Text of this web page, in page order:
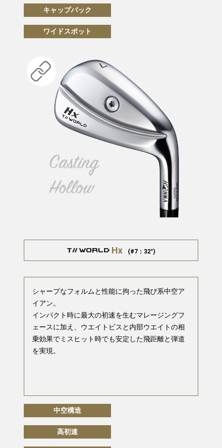
キャップバック
ワイドスポット
Hx (#7：32°)
シャープなフォルムと性能に拘った飛び系中空ア
イアン。
インパクト時に最大の初速を生むマレージングフ
ェースに加え、ウエイトビスと内部ウエイトの相
乗効果でミスヒット時でも安定した飛距離と弾道
を実現。
中空構造
高初速